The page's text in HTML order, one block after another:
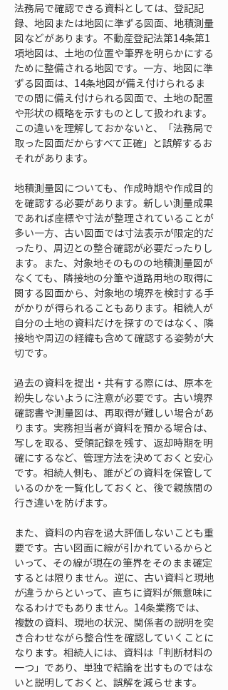
法務局で確認できる資料としては、登記記
録、地図または地図に準ずる図面、地積測量
図などがあります。不動産登記法第14条第1
項地図は、土地の位置や筆界を明らかにする
ために整備される地図です。一方、地図に準
ずる図面は、14条地図が備え付けられるま
での間に備え付けられる図面で、土地の配置
や形状の概略を示すものとして扱われます。
この違いを理解しておかないと、「法務局で
取った図面だからすべて正確」と誤解するお
それがあります。
地積測量図についても、作成時期や作成目的
を確認する必要があります。新しい測量成果
であれば座標や寸法が整理されていることが
多い一方、古い図面では寸法表示が限定的だ
ったり、周辺との整合確認が必要だったりし
ます。また、対象地そのものの地積測量図が
なくても、隣接地の分筆や道路用地の取得に
関する図面から、対象地の境界を検討する手
がかりが得られることもあります。相続人が
自分の土地の資料だけを探すのではなく、隣
接地や周辺の経緯も含めて確認する姿勢が大
切です。
過去の資料を提出・共有する際には、原本を
紛失しないように注意が必要です。古い境界
確認書や測量図は、再取得が難しい場合があ
ります。実務担当者が資料を預かる場合は、
写しを取る、受領記録を残す、返却時期を明
確にするなど、管理方法を決めておくと安心
です。相続人側も、誰がどの資料を保管して
いるのかを一覧化しておくと、後で親族間の
行き違いを防げます。
また、資料の内容を過大評価しないことも重
要です。古い図面に線が引かれているからと
いって、その線が現在の筆界をそのまま確定
するとは限りません。逆に、古い資料と現地
が違うからといって、直ちに資料が無意味に
なるわけでもありません。14条業務では、
複数の資料、現地の状況、関係者の説明を突
き合わせながら整合性を確認していくことに
なります。相続人には、資料は「判断材料の
一つ」であり、単独で結論を出すものではな
いと説明しておくと、誤解を減らせます。